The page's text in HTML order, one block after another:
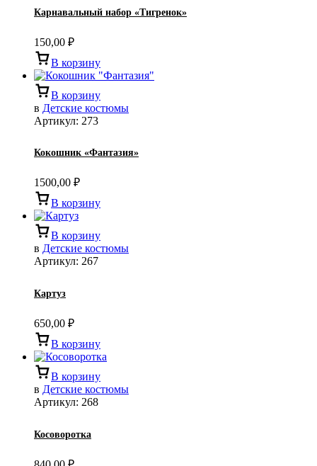
Карнавальный набор «Тигренок»
150,00 ₽
В корзину
В корзину
в Детские костюмы
Артикул: 273
Кокошник «Фантазия»
1500,00 ₽
В корзину
В корзину
в Детские костюмы
Артикул: 267
Картуз
650,00 ₽
В корзину
В корзину
в Детские костюмы
Артикул: 268
Косоворотка